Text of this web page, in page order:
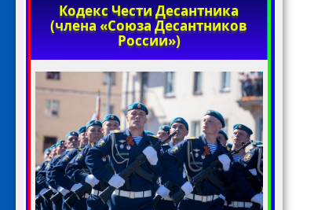
Кодекс Чести Десантника
(члена «Союза Десантников
России»)